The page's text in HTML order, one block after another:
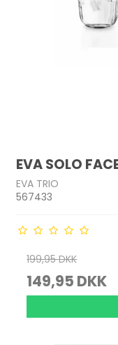
EVA SOLO
EVA TRIO
567433
199,95 DKK
149,95 DKK